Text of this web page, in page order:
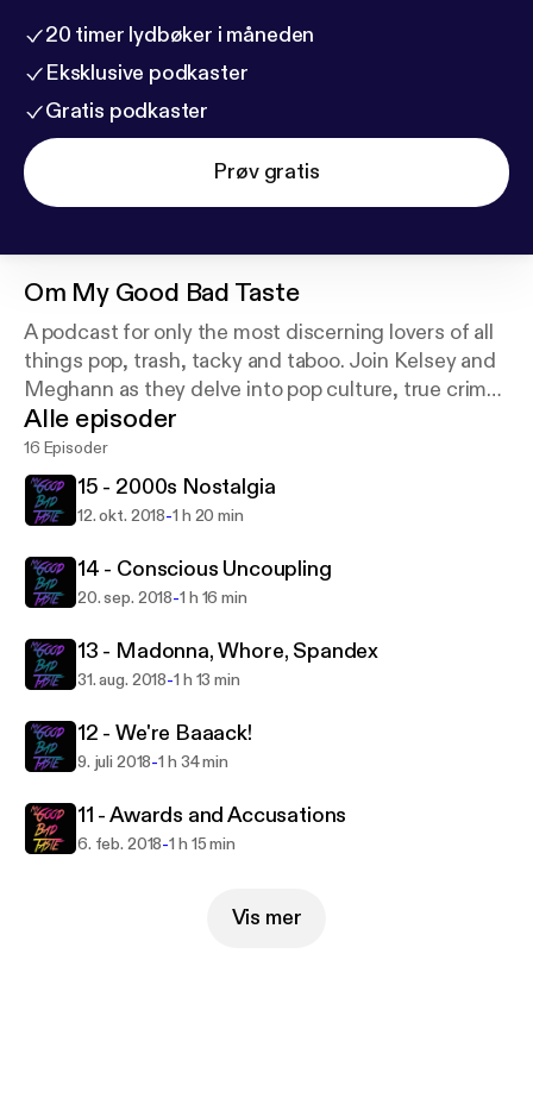
20 timer lydbøker i måneden
Eksklusive podkaster
Gratis podkaster
Prøv gratis
Om My Good Bad Taste
A podcast for only the most discerning lovers of all
things pop, trash, tacky and taboo. Join Kelsey and
Meghann as they delve into pop culture, true crime,
and those weird corners of the internet you find
yourself in late at night. One of them is a witch for
real.
Alle episoder
16 Episoder
15 - 2000s Nostalgia
12. okt. 2018-1 h 20 min
14 - Conscious Uncoupling
20. sep. 2018-1 h 16 min
13 - Madonna, Whore, Spandex
31. aug. 2018-1 h 13 min
12 - We're Baaack!
9. juli 2018-1 h 34 min
11 - Awards and Accusations
6. feb. 2018-1 h 15 min
Vis mer